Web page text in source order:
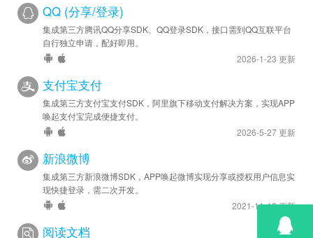
QQ (分享/登录)
集成第三方腾讯QQ分享SDK、QQ登录SDK，接口需到QQ互联平台
自行独立申请，配好即用。
2026-1-23 更新
支付宝支付
集成第三方支付宝支付SDK，阿里旗下移动支付解决方案，实现APP
唤起支付宝完成便捷支付。
2026-5-27 更新
新浪微博
集成第三方新浪微博SDK，APP唤起微博实现分享或授权用户信息实
现快捷登录，需二次开发。
2021-11-12 更新
阅读文档